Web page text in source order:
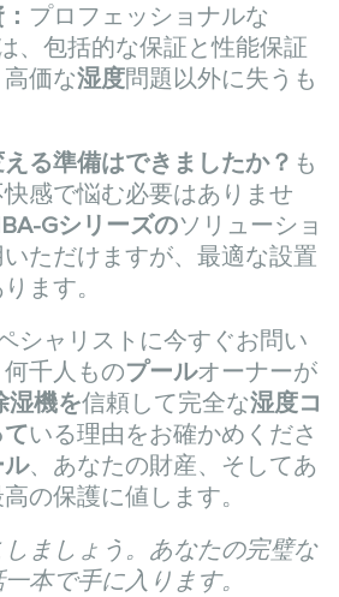
プロフェッショナルな
、包括的な保証と性能保証
価な湿度問題以外に失うも
る準備はできましたか？ も
感で悩む必要はありませ
Gシリーズのソリューショ
ただけますが、最適な設置
ます。
シャリストに今すぐお問い
千人ものプールオーナーが
湿機を信頼して完全な湿度コ
いる理由をお確かめくださ
ル、あなたの財産、そしてあ
の保護に値します。
ましょう。あなたの完璧な
本で手に入ります。